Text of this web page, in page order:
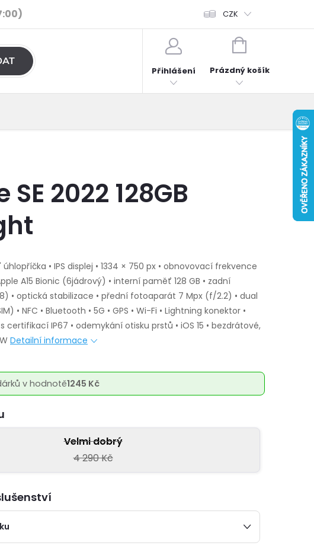
telefonů Hodnocení obchodu
CZK
Přihlášení
NÁKUPNÍ
Prázdný košík
SE 2022 128GB
• IPS displej • 1334 × 750 px • obnovovací frekvence
A15 Bionic (6jádrový) • interní paměť 128 GB • zadní
• optická stabilizace • přední fotoaparát 7 Mpx (f/2.2) • dual
• NFC • Bluetooth • 5G • GPS • Wi-Fi • Lightning konektor •
certifikací IP67 • odemykání otisku prstů • iOS 15 • bezdrátové,
Detailní informace
v hodnotě1245 Kč
Velmi dobrý
4 290 Kč